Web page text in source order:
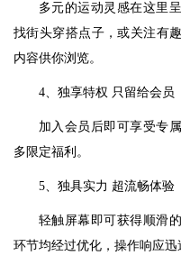
多元的运动灵感在这里
找街头穿搭点子，或关注有
内容供你浏览。
4、独享特权 只留给会员
加入会员后即可享受专
多限定福利。
5、独具实力 超流畅体验
轻触屏幕即可获得顺滑
环节均经过优化，操作响应迅